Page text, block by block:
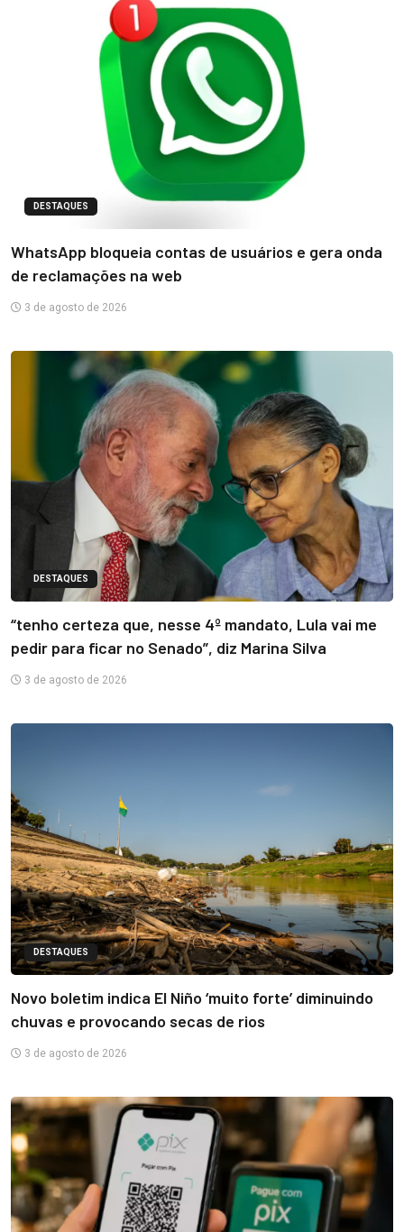
DESTAQUES
WhatsApp bloqueia contas de usuários e gera onda
de reclamações na web
3 de agosto de 2026
DESTAQUES
“tenho certeza que, nesse 4º mandato, Lula vai me
pedir para ficar no Senado”, diz Marina Silva
3 de agosto de 2026
DESTAQUES
Novo boletim indica El Niño ‘muito forte’ diminuindo
chuvas e provocando secas de rios
3 de agosto de 2026